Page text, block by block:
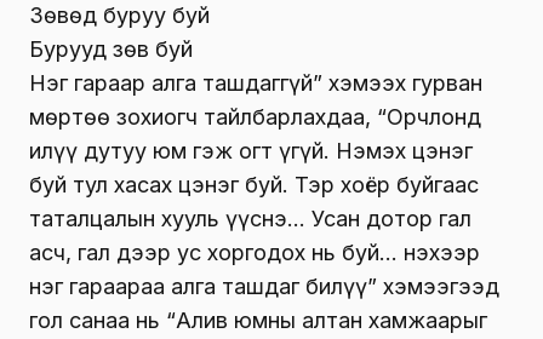
Зөвөд буруу буй
Бурууд зөв буй
Нэг гараар алга ташдаггүй” хэмээх гурван
мөртөө зохиогч тайлбарлахдаа, “Орчлонд
илүү дутуу юм гэж огт үгүй. Нэмэх цэнэг
буй тул хасах цэнэг буй. Тэр хоёр буйгаас
таталцалын хууль үүснэ… Усан дотор гал
асч, гал дээр ус хоргодох нь буй… Үнэхээр
нэг гараараа алга ташдаг билүү” хэмээгээд
гол санаа нь “Алив юмны алтан хамжаарыг